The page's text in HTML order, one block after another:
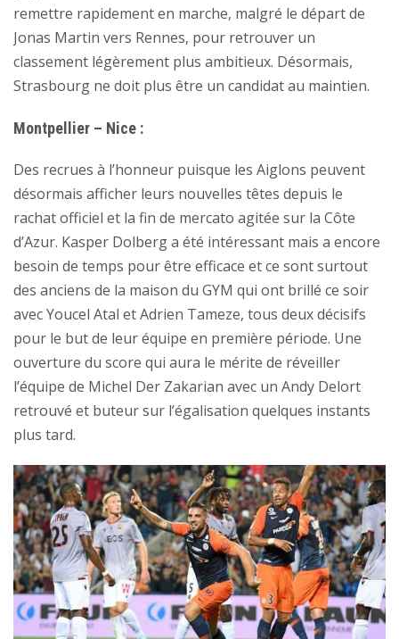
remettre rapidement en marche, malgré le départ de
Jonas Martin vers Rennes, pour retrouver un
classement légèrement plus ambitieux. Désormais,
Strasbourg ne doit plus être un candidat au maintien.
Montpellier – Nice :
Des recrues à l’honneur puisque les Aiglons peuvent
désormais afficher leurs nouvelles têtes depuis le
rachat officiel et la fin de mercato agitée sur la Côte
d’Azur. Kasper Dolberg a été intéressant mais a encore
besoin de temps pour être efficace et ce sont surtout
des anciens de la maison du GYM qui ont brillé ce soir
avec Youcel Atal et Adrien Tameze, tous deux décisifs
pour le but de leur équipe en première période. Une
ouverture du score qui aura le mérite de réveiller
l’équipe de Michel Der Zakarian avec un Andy Delort
retrouvé et buteur sur l’égalisation quelques instants
plus tard.